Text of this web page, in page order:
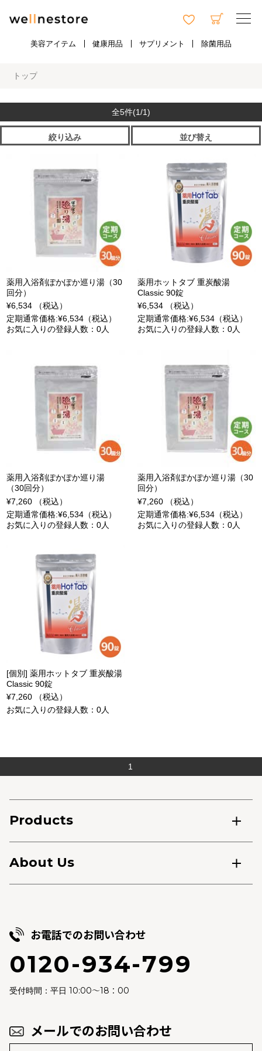
美容アイテム 健康用品 サプリメント 除菌用品
トップ
全5件(1/1)
絞り込み 並び替え
薬用入浴剤ぽかぽか巡り湯（30
回分）
¥6,534 （税込）
定期通常価格:¥6,534（税込）
お気に入りの登録人数：0人
薬用ホットタブ 重炭酸湯
Classic 90錠
¥6,534 （税込）
定期通常価格:¥6,534（税込）
お気に入りの登録人数：0人
薬用入浴剤ぽかぽか巡り湯
（30回分）
¥7,260 （税込）
定期通常価格:¥6,534（税込）
お気に入りの登録人数：0人
薬用入浴剤ぽかぽか巡り湯（30
回分）
¥7,260 （税込）
定期通常価格:¥6,534（税込）
お気に入りの登録人数：0人
[個別] 薬用ホットタブ 重炭酸湯
Classic 90錠
¥7,260 （税込）
お気に入りの登録人数：0人
1
Products
About Us
お電話でのお問い合わせ
0120-934-799
受付時間：平日 10:00～18：00
メールでのお問い合わせ